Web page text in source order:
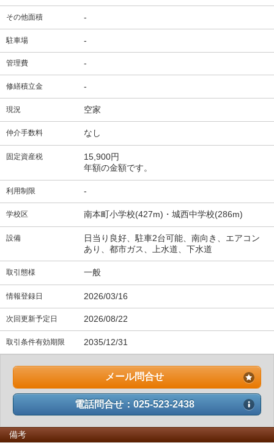
その他面積 -
駐車場 -
管理費 -
修繕積立金 -
現況 空家
仲介手数料 なし
固定資産税
15,900円
年額の金額です。
利用制限 -
学校区 南本町小学校(427m)・城西中学校(286m)
設備
日当り良好、駐車2台可能、南向き、エアコン
あり、都市ガス、上水道、下水道
取引態様 一般
情報登録日 2026/03/16
次回更新予定日 2026/08/22
取引条件有効期限 2035/12/31
メール問合せ
電話問合せ：025-523-2438
備考